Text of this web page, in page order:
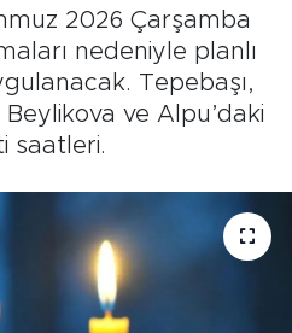
2026 Çarşamba
nedeniyle planlı
Tepebaşı,
Beylikova ve Alpu’daki
saatleri.